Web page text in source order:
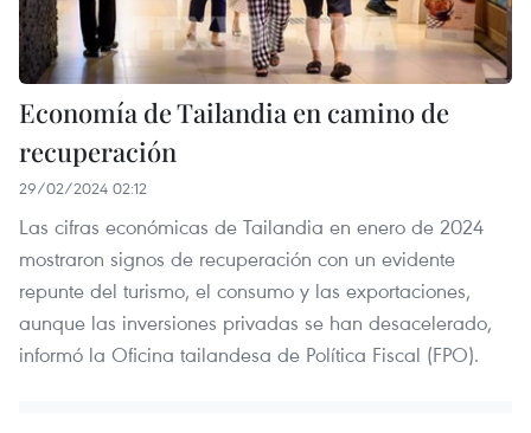
Economía de Tailandia en camino de
recuperación
29/02/2024 02:12
Las cifras económicas de Tailandia en enero de 2024
mostraron signos de recuperación con un evidente
repunte del turismo, el consumo y las exportaciones,
aunque las inversiones privadas se han desacelerado,
informó la Oficina tailandesa de Política Fiscal (FPO).